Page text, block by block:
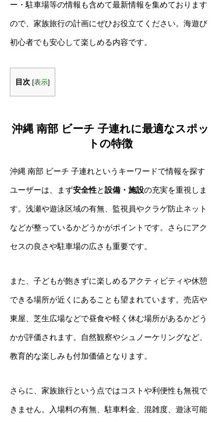
ー・駐車場等の情報も含めて最新情報を集めております
ので、家族旅行の計画にぜひお役立てください。海遊び
初心者でも安心して楽しめる内容です。
目次 [表示]
沖縄 南部 ビーチ 子連れに最適なスポッ
トの特徴
沖縄 南部 ビーチ 子連れというキーワードで情報を探す
ユーザーは、まず安全性と設備・施設の充実を重視しま
す。浅瀬や遊泳区域の有無、監視員やクラゲ防止ネット
などが整っているかどうかがポイントです。さらにアク
セスの良さや駐車場の広さも重要です。
また、子どもが飽きずに楽しめるアクティビティや休憩
できる場所が近くにあることも望まれています。売店や
東屋、芝生広場などで昼食や軽く休む場所があるかどう
かが評価されます。自然観察やシュノーケリングなど、
教育的な楽しみも付加価値となります。
さらに、家族旅行という点ではコストや利便性も無視で
きません。入場料の有無、駐車料金、混雑度、遊泳可能